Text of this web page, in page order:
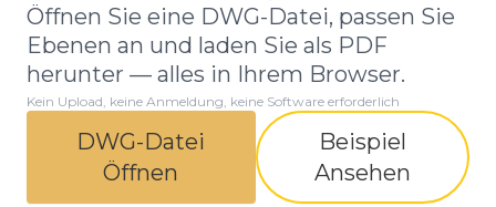
Öffnen Sie eine DWG-Datei, passen Sie
Ebenen an und laden Sie als PDF
herunter — alles in Ihrem Browser.
Kein Upload, keine Anmeldung, keine Software erforderlich
DWG-Datei
Öffnen
Beispiel
Ansehen